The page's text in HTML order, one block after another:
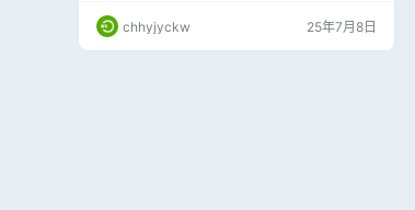
食品化工、机电设备等行业的定制化解决方案；
主要服务于小微企业、个体工商户及中小型制造
企业，覆盖零售、电商、连锁门店等场景。 （本
chhyjyckw 25年7月8日